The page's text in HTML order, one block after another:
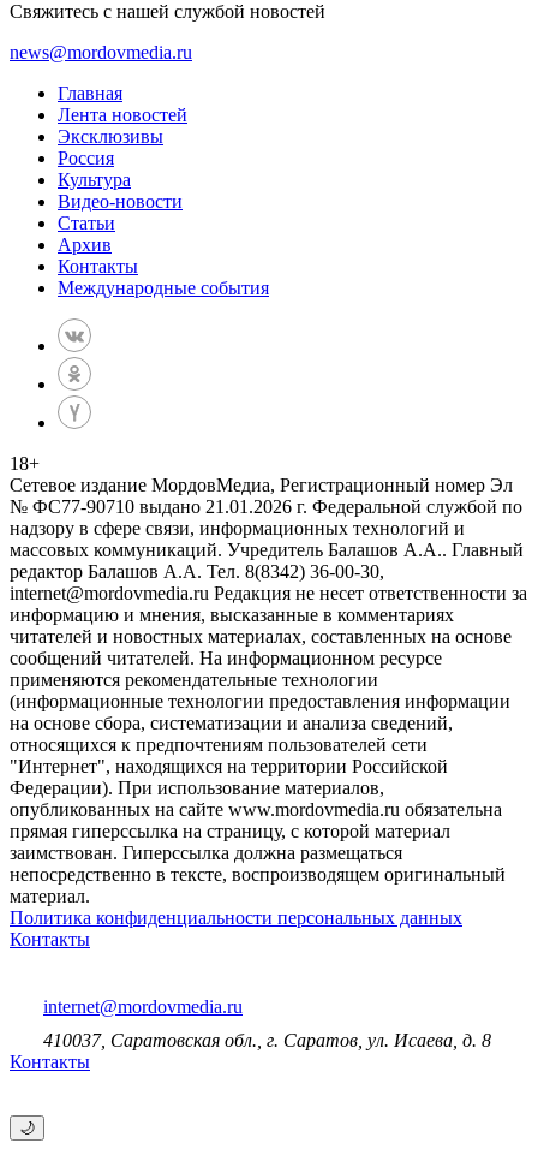
Свяжитесь с нашей службой новостей
news@mordovmedia.ru
Главная
Лента новостей
Эксклюзивы
Россия
Культура
Видео-новости
Статьи
Архив
Контакты
Международные события
18+
Сетевое издание МордовМедиа, Регистрационный номер Эл
№ ФС77-90710 выдано 21.01.2026 г. Федеральной службой по
надзору в сфере связи, информационных технологий и
массовых коммуникаций. Учредитель Балашов А.А.. Главный
редактор Балашов А.А. Тел. 8(8342) 36-00-30,
internet@mordovmedia.ru Редакция не несет ответственности за
информацию и мнения, высказанные в комментариях
читателей и новостных материалах, составленных на основе
сообщений читателей. На информационном ресурсе
применяются рекомендательные технологии
(информационные технологии предоставления информации
на основе сбора, систематизации и анализа сведений,
относящихся к предпочтениям пользователей сети
"Интернет", находящихся на территории Российской
Федерации). При использование материалов,
опубликованных на сайте www.mordovmedia.ru обязательна
прямая гиперссылка на страницу, с которой материал
заимствован. Гиперссылка должна размещаться
непосредственно в тексте, воспроизводящем оригинальный
материал.
Политика конфиденциальности персональных данных
Контакты
internet@mordovmedia.ru
410037, Саратовская обл., г. Саратов, ул. Исаева, д. 8
Контакты
🌙